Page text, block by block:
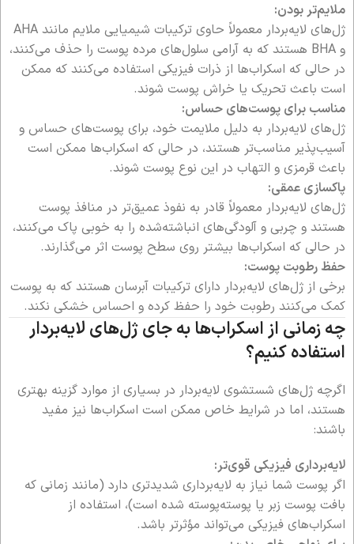
ملایم‌تر بودن:
ژل‌های لایه‌بردار معمولاً حاوی ترکیبات شیمیایی ملایم مانند AHA
و BHA هستند که به آرامی سلول‌های مرده پوست را حذف می‌کنند،
در حالی که اسکراب‌ها از ذرات فیزیکی استفاده می‌کنند که ممکن
است باعث تحریک یا خراش پوست شوند.
مناسب برای پوست‌های حساس:
ژل‌های لایه‌بردار به دلیل ملایمت خود، برای پوست‌های حساس و
آسیب‌پذیر مناسب‌تر هستند، در حالی که اسکراب‌ها ممکن است
باعث قرمزی و التهاب در این نوع پوست شوند.
پاکسازی عمقی:
ژل‌های لایه‌بردار معمولاً قادر به نفوذ عمیق‌تر در منافذ پوست
هستند و چربی و آلودگی‌های انباشته‌شده را به خوبی پاک می‌کنند،
در حالی که اسکراب‌ها بیشتر روی سطح پوست اثر می‌گذارند.
حفظ رطوبت پوست:
برخی از ژل‌های لایه‌بردار دارای ترکیبات آبرسان هستند که به پوست
کمک می‌کنند رطوبت خود را حفظ کرده و احساس خشکی نکند.
چه زمانی از اسکراب‌ها به جای ژل‌های لایه‌بردار
استفاده کنیم؟
اگرچه ژل‌های شستشوی لایه‌بردار در بسیاری از موارد گزینه بهتری
هستند، اما در شرایط خاص ممکن است اسکراب‌ها نیز مفید
باشند:
لایه‌برداری فیزیکی قوی‌تر:
اگر پوست شما نیاز به لایه‌برداری شدیدتری دارد (مانند زمانی که
بافت پوست زبر یا پوسته‌پوسته شده است)، استفاده از
اسکراب‌های فیزیکی می‌تواند مؤثرتر باشد.